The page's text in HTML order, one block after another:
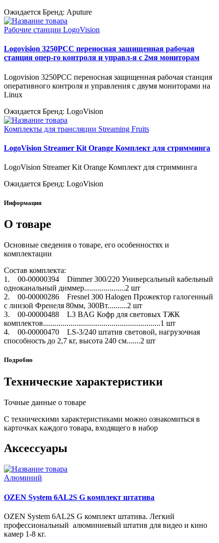
Ожидается Бренд: Aputure
Рабочие станции LogoVision
Logovision 3250PCC переносная защищенная рабочая
станция опер-го контроля и управл-я с 2мя мониторам
Logovision 3250PCC переносная защищенная рабочая станция
оперативного контроля и управления с двумя мониторами на
Linux
Ожидается Бренд: LogoVision
Комплекты для трансляции Streaming Fruits
LogoVision Streamer Kit Orange Комплект для стримминга
LogoVision Streamer Kit Orange Комплект для стримминга
Ожидается Бренд: LogoVision
Информация
О товаре
Основные сведения о товаре, его особенностях и
комплектации
Состав комплекта:
1. 00-00000394 Dimmer 300/220 Универсальный кабельный
одноканальный диммер.....................2 шт
2. 00-00000286 Fresnel 300 Halogen Прожектор галогенный
с линзой Френеля 80мм, 300Вт..........2 шт
3. 00-00000488 L3 BAG Кофр для световых ТЖК
комплектов............................................................1 шт
4. 00-00000470 LS-3/240 штатив световой, нагрузочная
способность до 2,7 кг, высота 240 см.......2 шт
Подробно
Технические характеристики
Точные данные о товаре
С техническими характеристиками можно ознакомиться в
карточках каждого товара, входящего в набор
Аксессуары
Алюминий
OZEN System 6AL2S G комплект штатива
OZEN System 6AL2S G комплект штатива. Легкий
профессиональный алюминиевый штатив для видео и кино
камер 1-8 кг.